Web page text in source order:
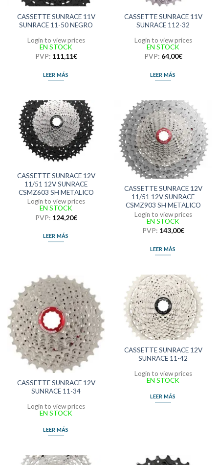
CASSETTE SUNRACE 11V
SUNRACE 11-50 NEGRO
Login to view prices
EN STOCK
PVP: 111,11€
LEER MÁS
CASSETTE SUNRACE 11V
SUNRACE 112-32
Login to view prices
EN STOCK
PVP: 64,00€
LEER MÁS
CASSETTE SUNRACE 12V
11/51 12V SUNRACE
CSMZ603 SH METALICO
Login to view prices
EN STOCK
PVP: 124,20€
LEER MÁS
CASSETTE SUNRACE 12V
11/51 12V SUNRACE
CSMZ903 SH METALICO
Login to view prices
EN STOCK
PVP: 143,00€
LEER MÁS
CASSETTE SUNRACE 12V
SUNRACE 11-34
Login to view prices
EN STOCK
LEER MÁS
CASSETTE SUNRACE 12V
SUNRACE 11-42
Login to view prices
EN STOCK
LEER MÁS